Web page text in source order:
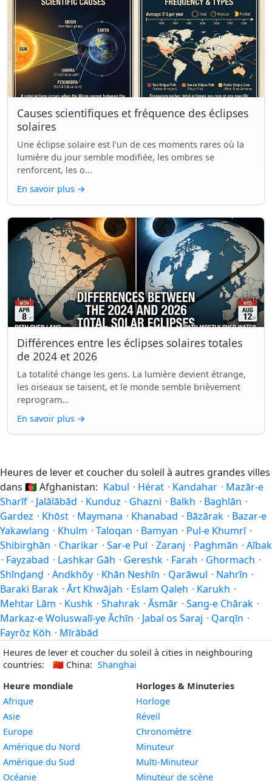
Causes scientifiques et fréquence des éclipses
solaires
Une éclipse solaire est l’un de ces moments rares où la
lumière du jour semble modifiée, les ombres se
renforcent, les o...
En savoir plus →
Différences entre les éclipses solaires totales
de 2024 et 2026
La totalité change les gens. La lumière devient étrange,
les oiseaux se taisent, et le monde semble brièvement
reprogram...
En savoir plus →
Heures de lever et coucher du soleil à autres grandes villes
dans 🇦🇫Afghanistan: Kabul · Hérat · Kandahar · Mazār-e
Sharīf · Jalālābād · Kunduz · Ghazni · Balkh · Baghlān ·
Gardez · Khōst · Maymana · Khanabad · Bāzārak · Bazar-e
Yakawlang · Khulm · Taloqan · Bamyan · Pul-e Khumrī ·
Shibirghān · Charikar · Sar-e Pul · Zaranj · Paghmān · Aībak
· Fayzabad · Lashkar Gāh · Gereshk · Farah · Ghormach ·
Shīnḏanḏ · Andkhōy · Khān Neshīn · Qarāwul · Nahrīn ·
Baraki Barak · Ārt Khwājah · Eslam Qaleh · Karukh ·
Mehtar Lām · Kushk · Shahrak · Āsmār · Sang-e Chārak ·
Markaz-e Woluswalī-ye Āchīn · Jabal os Saraj · Qarqīn ·
Fayrōz Kōh · Mīrābād
Heures de lever et coucher du soleil à cities in neighbouring
countries:
🇨🇳 China: Shanghai
Heure mondiale
Afrique
Asie
Europe
Amérique du Nord
Amérique du Sud
Océanie
Horloges & Minuteries
Horloge
Réveil
Chronomètre
Minuteur
Multi-Minuteur
Minuteur de scène